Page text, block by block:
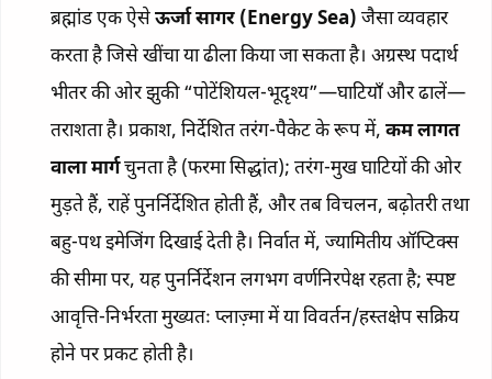
ब्रह्मांड एक ऐसेऊर्जा सागर (Energy Sea) जैसा व्यवहार
करता है जिसे खींचा या ढीला किया जा सकता है। अग्रस्थ पदार्थ
भीतर की ओर झुकी “पोटेंशियल-भूदृश्य”—घाटियाँ और ढालें—
तराशता है। प्रकाश, निर्देशित तरंग-पैकेट के रूप में, कम लागत
वाला मार्गचुनता है (फरमा सिद्धांत); तरंग-मुख घाटियों की ओर
मुड़ते हैं, राहें पुनर्निर्देशित होती हैं, और तब विचलन, बढ़ोतरी तथा
बहु-पथ इमेजिंग दिखाई देती है। निर्वात में, ज्यामितीय ऑप्टिक्स
की सीमा पर, यह पुनर्निर्देशन लगभग वर्णनिरपेक्ष रहता है; स्पष्ट
आवृत्ति-निर्भरता मुख्यतः प्लाज़्मा में या विवर्तन/हस्तक्षेप सक्रिय
होने पर प्रकट होती है।